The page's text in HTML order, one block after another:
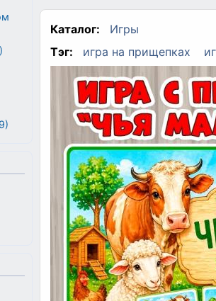
Каталог:
Игры
Тэг:
игра на прищепках